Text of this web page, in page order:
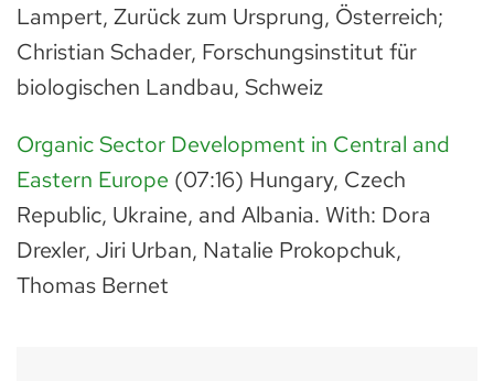
Lampert, Zurück zum Ursprung, Österreich;
Christian Schader, Forschungsinstitut für
biologischen Landbau, Schweiz
Organic Sector Development in Central and
Eastern Europe (07:16) Hungary, Czech
Republic, Ukraine, and Albania. With: Dora
Drexler, Jiri Urban, Natalie Prokopchuk,
Thomas Bernet